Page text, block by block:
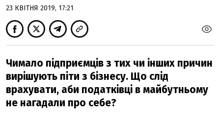
23 КВІТНЯ 2019, 17:21
Чимало підприємців з тих чи інших причин
вирішують піти з бізнесу. Що слід
врахувати, аби податківці в майбутньому
не нагадали про себе?